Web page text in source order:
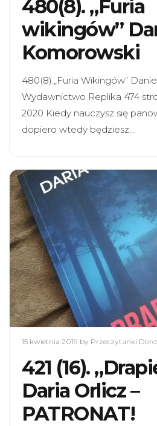
480(8). „Furia
wikingów”
Komorowski
480(8).„Furia Wikingów”
Wydawnictwo Replika 474
2020 Kiedy nauczysz się
dopiero wtedy będziesz…
15 kwietnia 2019 by Przeczytanki
421 (16).
Daria Orlicz –
PATRONAT!